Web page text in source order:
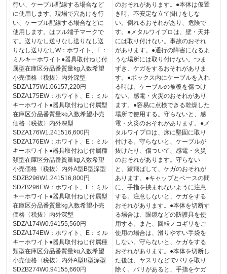
行い、ケーブル配線する場合など
に使用します。現場で穴あけを行
い、ケーブル配線する場合などに
使用します。はフル端子マークで
す。送りなし送りなし送りなし送
りなし送りなしW：ホワイト、E：
ミルキーホワイト●器具取付ねじ付
属型在庫区分品番質量kg入数希望
小売価格〈税抜〉内外深型
SDZA175W1.06157,220円
SDZA175EW：ホワイト、E：ミル
キーホワイト●器具取付ねじ付属型
在庫区分品番質量kg入数希望小売
価格〈税抜〉内外深型
SDZA176W1.241516,600円
SDZA176EW：ホワイト、E：ミル
キーホワイト●器具取付ねじ付属種
類型在庫区分品番質量kg入数希望
小売価格〈税抜〉内外A型B型深型
SDZB296W1.241516,800円
SDZB296EW：ホワイト、E：ミル
キーホワイト●器具取付ねじ付属型
在庫区分品番質量kg入数希望小売
価格〈税抜〉内外深型
SDZA174W0.94155,560円
SDZA174EW：ホワイト、E：ミル
キーホワイト●器具取付ねじ付属種
類型在庫区分品番質量kg入数希望
小売価格〈税抜〉内外A型B型深型
SDZB274W0.94155,660円
のおそれがあります。●本体は仮置
き時、不安定な立て掛けをしな
い。倒れるおそれがあり、危険で
す。●メタルワイプロは、壁・天井
には取り付けない。事故のおそれ
があります。●通行の障害になるよ
うな場所には取り付けない。つま
ずき、ケガをするおそれがありま
す。●ボックス内にケーブルを入れ
る時は、ケーブルの被覆を傷つけ
ない。感電・火災のおそれがあり
ます。●容易に点検できる乾燥した
場所で使用する。守らないと、感
電・火災のおそれがあります。●メ
タルワイプロは、床に堅固に取り
付ける。守らないと、ケーブルが
抜けたり、傷ついて、感電・火災
のおそれがあります。守らない
と、蹴飛ばして、ケガのおそれが
あります。●キャップとベースの間
に、手指を挟まれないように注意
する。注意しないと、ケガをする
おそれがあります。●本体を切断す
る場合は、眼鏡などの防護具を使
用する。また、回転ノコギリをご
使用の場合は、滑りやすい手袋を
しない。守らないと、ケガをする
おそれがあります。●本体を切断し
た後は、ヤスリなどでバリを取り
除く。バリがあると、手指をケガ